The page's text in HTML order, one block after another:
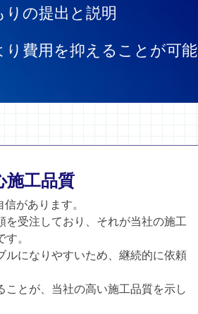
の提出と説明
り費用を抑えることが可能
施工品質
があります。
受注しており、それが当社の施工
。
になりやすいため、継続的に依頼
とが、当社の高い施工品質を示し